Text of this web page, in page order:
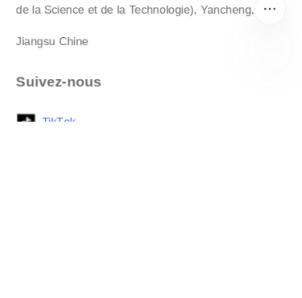
de la Science et de la Technologie), Yancheng,
Jiangsu Chine
Suivez-nous
TikTok